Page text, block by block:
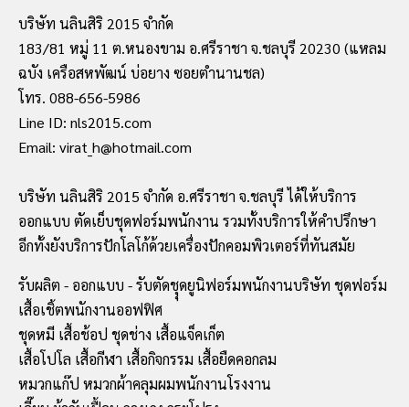
บริษัท นลินสิริ 2015 จำกัด
183/81 หมู่ 11 ต.หนองขาม อ.ศรีราชา จ.ชลบุรี 20230 (แหลม
ฉบัง เครือสหพัฒน์ บ่อยาง ซอยตำนานชล)
โทร. 088-656-5986
Line ID: nls2015.com
Email: virat_h@hotmail.com
บริษัท นลินสิริ 2015 จำกัด อ.ศรีราชา จ.ชลบุรี ได้ให้บริการ
ออกแบบ ตัดเย็บชุดฟอร์มพนักงาน รวมทั้งบริการให้คำปรึกษา
อีกทั้งยังบริการปักโลโก้ด้วยเครื่องปักคอมพิวเตอร์ที่ทันสมัย
รับผลิต - ออกแบบ - รับตัดชุุดยูนิฟอร์มพนักงานบริษัท ชุดฟอร์ม
เสื้อเชิ้ตพนักงานออฟฟิศ
ชุดหมี เสื้อช้อป ชุดช่าง เสื้อแจ็คเก็ต
เสื้อโปโล เสื้อกีฬา เสื้อกิจกรรม เสื้อยืดคอกลม
หมวกแก๊ป หมวกผ้าคลุมผมพนักงานโรงงาน